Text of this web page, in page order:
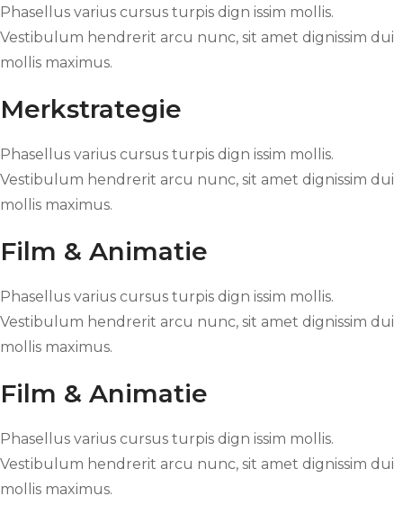
Phasellus varius cursus turpis dign issim mollis.
Vestibulum hendrerit arcu nunc, sit amet dignissim dui
mollis maximus.
Merkstrategie
Phasellus varius cursus turpis dign issim mollis.
Vestibulum hendrerit arcu nunc, sit amet dignissim dui
mollis maximus.
Film & Animatie
Phasellus varius cursus turpis dign issim mollis.
Vestibulum hendrerit arcu nunc, sit amet dignissim dui
mollis maximus.
Film & Animatie
Phasellus varius cursus turpis dign issim mollis.
Vestibulum hendrerit arcu nunc, sit amet dignissim dui
mollis maximus.